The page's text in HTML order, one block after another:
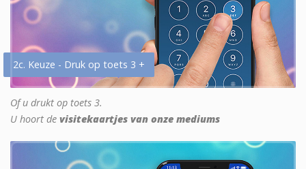
2c. Keuze - Druk op toets 3 +
Of u drukt op toets 3.
U hoort de visitekaartjes van onze mediums